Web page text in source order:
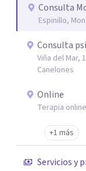
Consulta
Espinillo,
Consulta
Viña del Mar,
Canelones
Online
Terapia online
+1 más
Servicios y